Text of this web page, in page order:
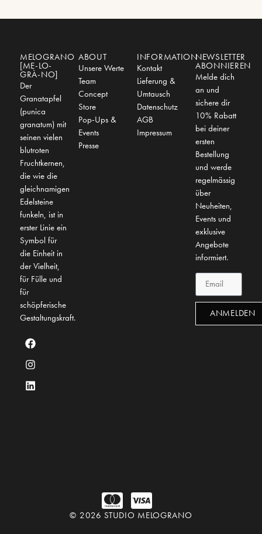
MELOGRANO
[ME-LO-
GRÀ-NO]
Der
Granatapfel
(punica
granatum) mit
seinen vielen
blutroten
Fruchtkernen,
die wie die
gleichnamigen
Edelsteine
funkeln, ist in
erster Linie ein
Symbol für
die Einheit in
der Vielheit,
für Fülle und
für
schöpferische
Gestaltungskraft.
ABOUT
Unsere Werte
Team
Concept
Store
Pop-Ups &
Events
Presse
INFORMATION
Kontakt
Lieferung &
Umtausch
Datenschutz
AGB
Impressum
NEWSLETTER
ABONNIEREN
Melde dich
an und
sichere dir
10% Rabatt
bei deiner
ersten
Bestellung
und werde
regelmässig
über
Neuheiten,
Events und
exklusive
Angebote
informiert.
ANMELDEN
© 2026 STUDIO MELOGRANO